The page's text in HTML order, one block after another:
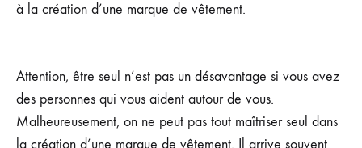
à la création d’une marque de vêtement.
Attention, être seul n’est pas un désavantage si vous avez
des personnes qui vous aident autour de vous.
Malheureusement, on ne peut pas tout maîtriser seul dans
la création d’une marque de vêtement. Il arrive souvent